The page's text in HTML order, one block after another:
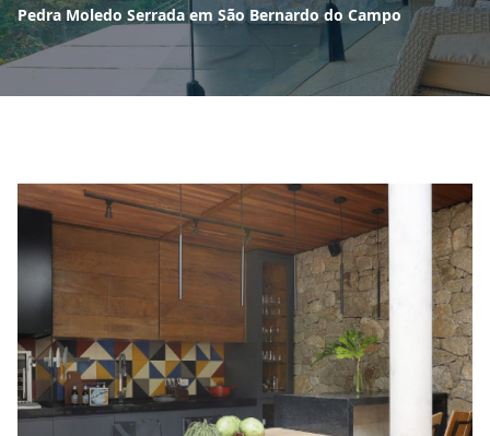
Contato
Pedra Moledo Serrada em São Bernardo do Campo